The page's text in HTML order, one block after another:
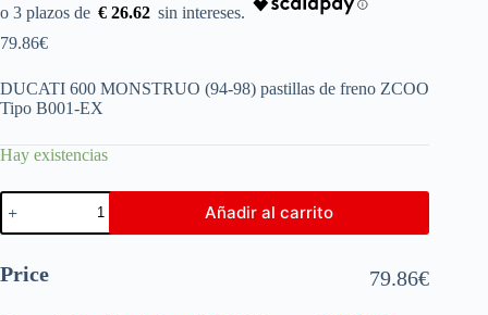
€ 26.62
79.86€
DUCATI 600 MONSTRUO (94-98) pastillas de freno ZCOO
Tipo B001-EX
Hay existencias
Añadir al carrito
Price 79.86€